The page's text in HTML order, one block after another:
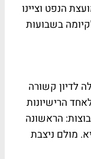
הנפט וציינו
בשבועות
לדיון קשורה
הרישיונות
הראשונה
מולם ניצבת